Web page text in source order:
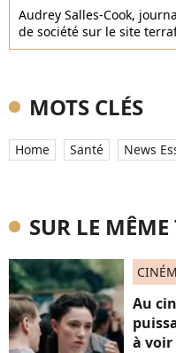
Audrey Salles-Cook,
de société sur le site
MOTS CLÉS
Home Santé News
SUR LE MÊME
Au
à